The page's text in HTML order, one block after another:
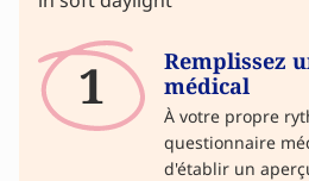
1
Remplissez
médical
À votre propre
questionnaire
d'établir un